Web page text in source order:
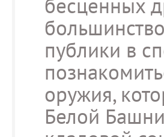
бесценных
публики в
оружия,
Белой